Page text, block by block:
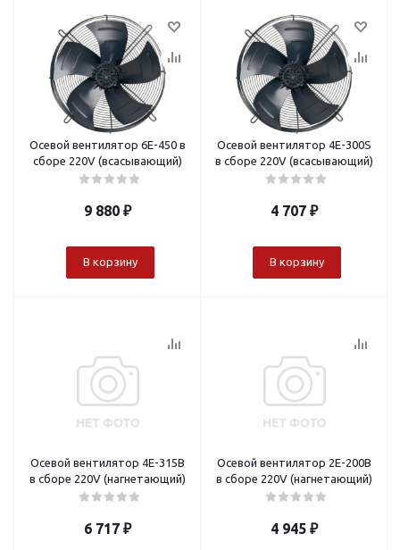
Осевой вентилятор 6Е-450 в
сборе 220V (всасывающий)
9 880 ₽
В корзину
Осевой вентилятор 4E-300S
в сборе 220V (всасывающий)
4 707 ₽
В корзину
Осевой вентилятор 4E-315B
в сборе 220V (нагнетающий)
6 717 ₽
Осевой вентилятор 2E-200B
в сборе 220V (нагнетающий)
4 945 ₽